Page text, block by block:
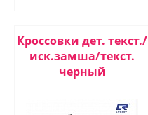
Кроссовки дет. текст./
иск.замша/текст.
черный